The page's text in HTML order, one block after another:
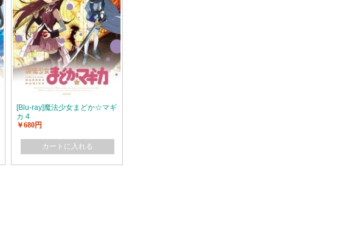
[Blu-ray]魔法少女まどか☆マギ
カ 4
￥680円
カートに入れる